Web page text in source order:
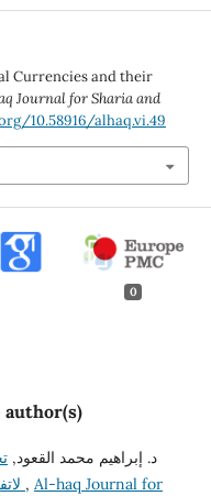
Currencies and their
Journal for Sharia and
10.58916/alhaq.vi.49
0
author(s)
د. إبراهيم محمد القعود,
, Al-haq Journal for